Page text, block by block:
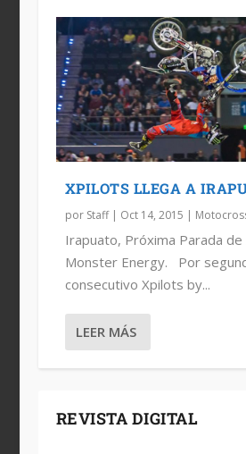
XPILOTS LLEGA A
por Staff| Oct 14, 2015 |
Irapuato, Próxima Parada
Monster Energy. Por
consecutivo Xpilots by...
LEER MÁS
REVISTA DIGITAL